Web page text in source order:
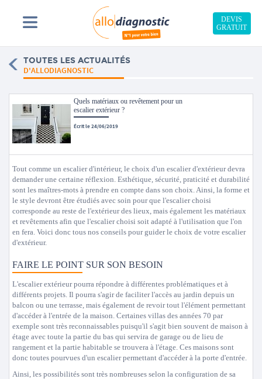
DEVIS
GRATUIT
TOUTES LES ACTUALITÉS
D'ALLODIAGNOSTIC
Quels matériaux ou revêtement pour un
escalier extérieur ?
Écrit le 24/06/2019
Tout comme un escalier d'intérieur, le choix d'un escalier d'extérieur devra
demander une certaine réflexion. Esthétique, sécurité, praticité et durabilité
sont les maîtres-mots à prendre en compte dans son choix. Ainsi, la forme et
le style devront être étudiés avec soin pour que l'escalier choisi
corresponde au reste de l'extérieur des lieux, mais également les matériaux
et revêtements afin que l'escalier choisi soit adapté à l'utilisation que l'on
en fera. Voici donc tous nos conseils pour guider le choix de votre escalier
d'extérieur.
FAIRE LE POINT SUR SON BESOIN
L'escalier extérieur pourra répondre à différentes problématiques et à
différents projets. Il pourra s'agir de faciliter l'accès au jardin depuis un
balcon ou une terrasse, mais également de revoir tout l'élément permettant
d'accéder à l'entrée de la maison. Certaines villas des années 70 par
exemple sont très reconnaissables puisqu'il s'agit bien souvent de maison à
étage avec toute la partie du bas qui servira de garage ou de lieu de
rangement et la partie habitable se trouvera à l'étage. Ces maisons sont
donc toutes pourvues d'un escalier permettant d'accéder à la porte d'entrée.
Ainsi, les possibilités sont très nombreuses selon la configuration de sa